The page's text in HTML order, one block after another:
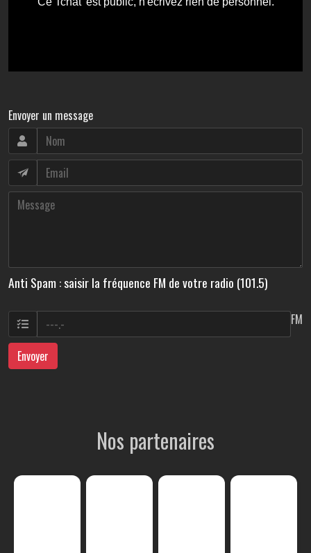
Envoyer un message
Anti Spam : saisir la fréquence FM de votre radio (101.5)
FM
Envoyer
Nos partenaires